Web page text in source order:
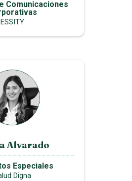
Comunicaciones
ESSITY
Alvarado
Especiales
Digna